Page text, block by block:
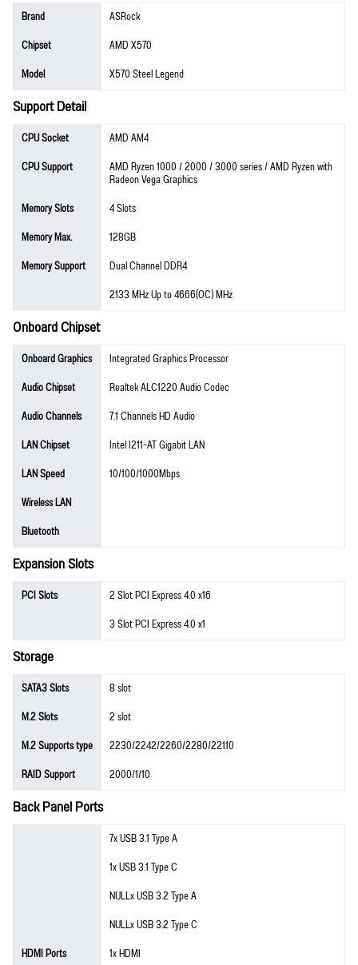
Brand
ASRock
Chipset
AMD X570
Model
X570 Steel Legend
Support Detail
CPU Socket
AMD AM4
CPU Support
AMD Ryzen 1000 / 2000 / 3000 series / AMD Ryzen with
Radeon Vega Graphics
Memory Slots
4 Slots
Memory Max.
128GB
Memory Support
Dual Channel DDR4
2133 MHz Up to 4666(OC) MHz
Onboard Chipset
Onboard Graphics
Integrated Graphics Processor
Audio Chipset
Realtek ALC1220 Audio Codec
Audio Channels
7.1 Channels HD Audio
LAN Chipset
Intel I211-AT Gigabit LAN
LAN Speed
10/100/1000Mbps
Wireless LAN
Bluetooth
Expansion Slots
PCI Slots
2 Slot PCI Express 4.0 x16
3 Slot PCI Express 4.0 x1
Storage
SATA3 Slots
8 slot
M.2 Slots
2 slot
M.2 Supports type
2230/2242/2260/2280/22110
RAID Support
2000/1/10
Back Panel Ports
7x USB 3.1 Type A
1x USB 3.1 Type C
NULLx USB 3.2 Type A
NULLx USB 3.2 Type C
HDMI Ports
1x HDMI